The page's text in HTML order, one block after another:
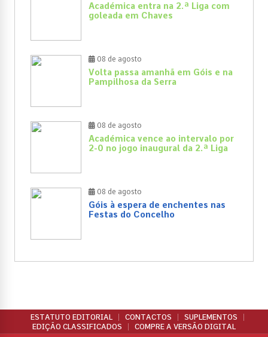
Académica entra na 2.ª Liga com
goleada em Chaves
08 de agosto
Volta passa amanhã em Góis e na
Pampilhosa da Serra
08 de agosto
Académica vence ao intervalo por
2-0 no jogo inaugural da 2.ª Liga
08 de agosto
Góis à espera de enchentes nas
Festas do Concelho
ESTATUTO EDITORIAL CONTACTOS
SUPLEMENTOS
EDIÇÃO CLASSIFICADOS
COMPRE A VERSÃO DIGITAL